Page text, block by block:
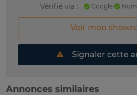
Vérifié via : Google
Voir mon
Signaler cette
Annonces similaires